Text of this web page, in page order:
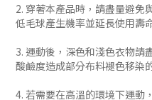
2. 穿著本產品時，請盡量避免
低毛球產生機率並延長使用壽
3. 運動後，深色和淺色衣物請
酸鹼度造成部分布料褪色移染
4. 若需要在高溫的環境下運動